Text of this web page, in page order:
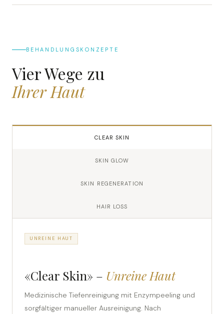
BEHANDLUNGSKONZEPTE
Vier Wege zu
Ihrer Haut
CLEAR SKIN
SKIN GLOW
SKIN REGENERATION
HAIR LOSS
UNREINE HAUT
«Clear Skin» – Unreine Haut
Medizinische Tiefenreinigung mit Enzympeeling und
sorgfältiger manueller Ausreinigung. Nach